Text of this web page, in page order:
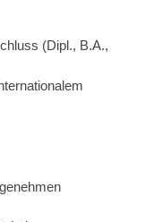
(Dipl., B.A.,